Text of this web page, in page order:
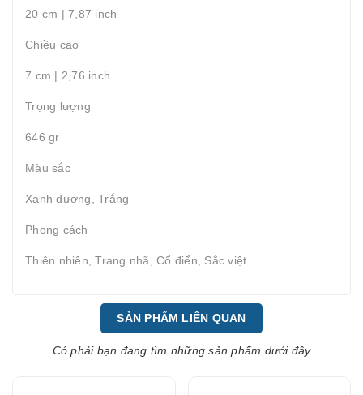
20 cm | 7,87 inch
Chiều cao
7 cm | 2,76 inch
Trọng lượng
646 gr
Màu sắc
Xanh dương, Trắng
Phong cách
Thiên nhiên, Trang nhã, Cổ điển, Sắc việt
SẢN PHẨM LIÊN QUAN
Có phải bạn đang tìm những sản phẩm dưới đây